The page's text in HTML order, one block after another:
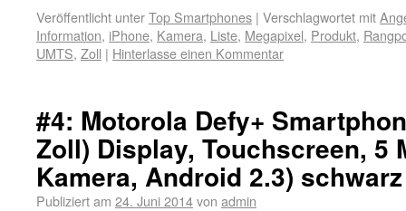
Veröffentlicht unterTop Smartphones | Verschlagwortet mit
Information, iPhone, Kamera, Liste, Megapixel, Produkt,
UMTS, Zoll | Hinterlasse einen Kommentar
#4: Motorola Defy+
Zoll) Display, Touchscreen, 5
Kamera, Android 2.3) schwarz
Publiziert am 24. Juni 2014von admin